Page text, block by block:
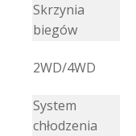
Skrzynia
biegów
2WD/4WD
System
chłodzenia